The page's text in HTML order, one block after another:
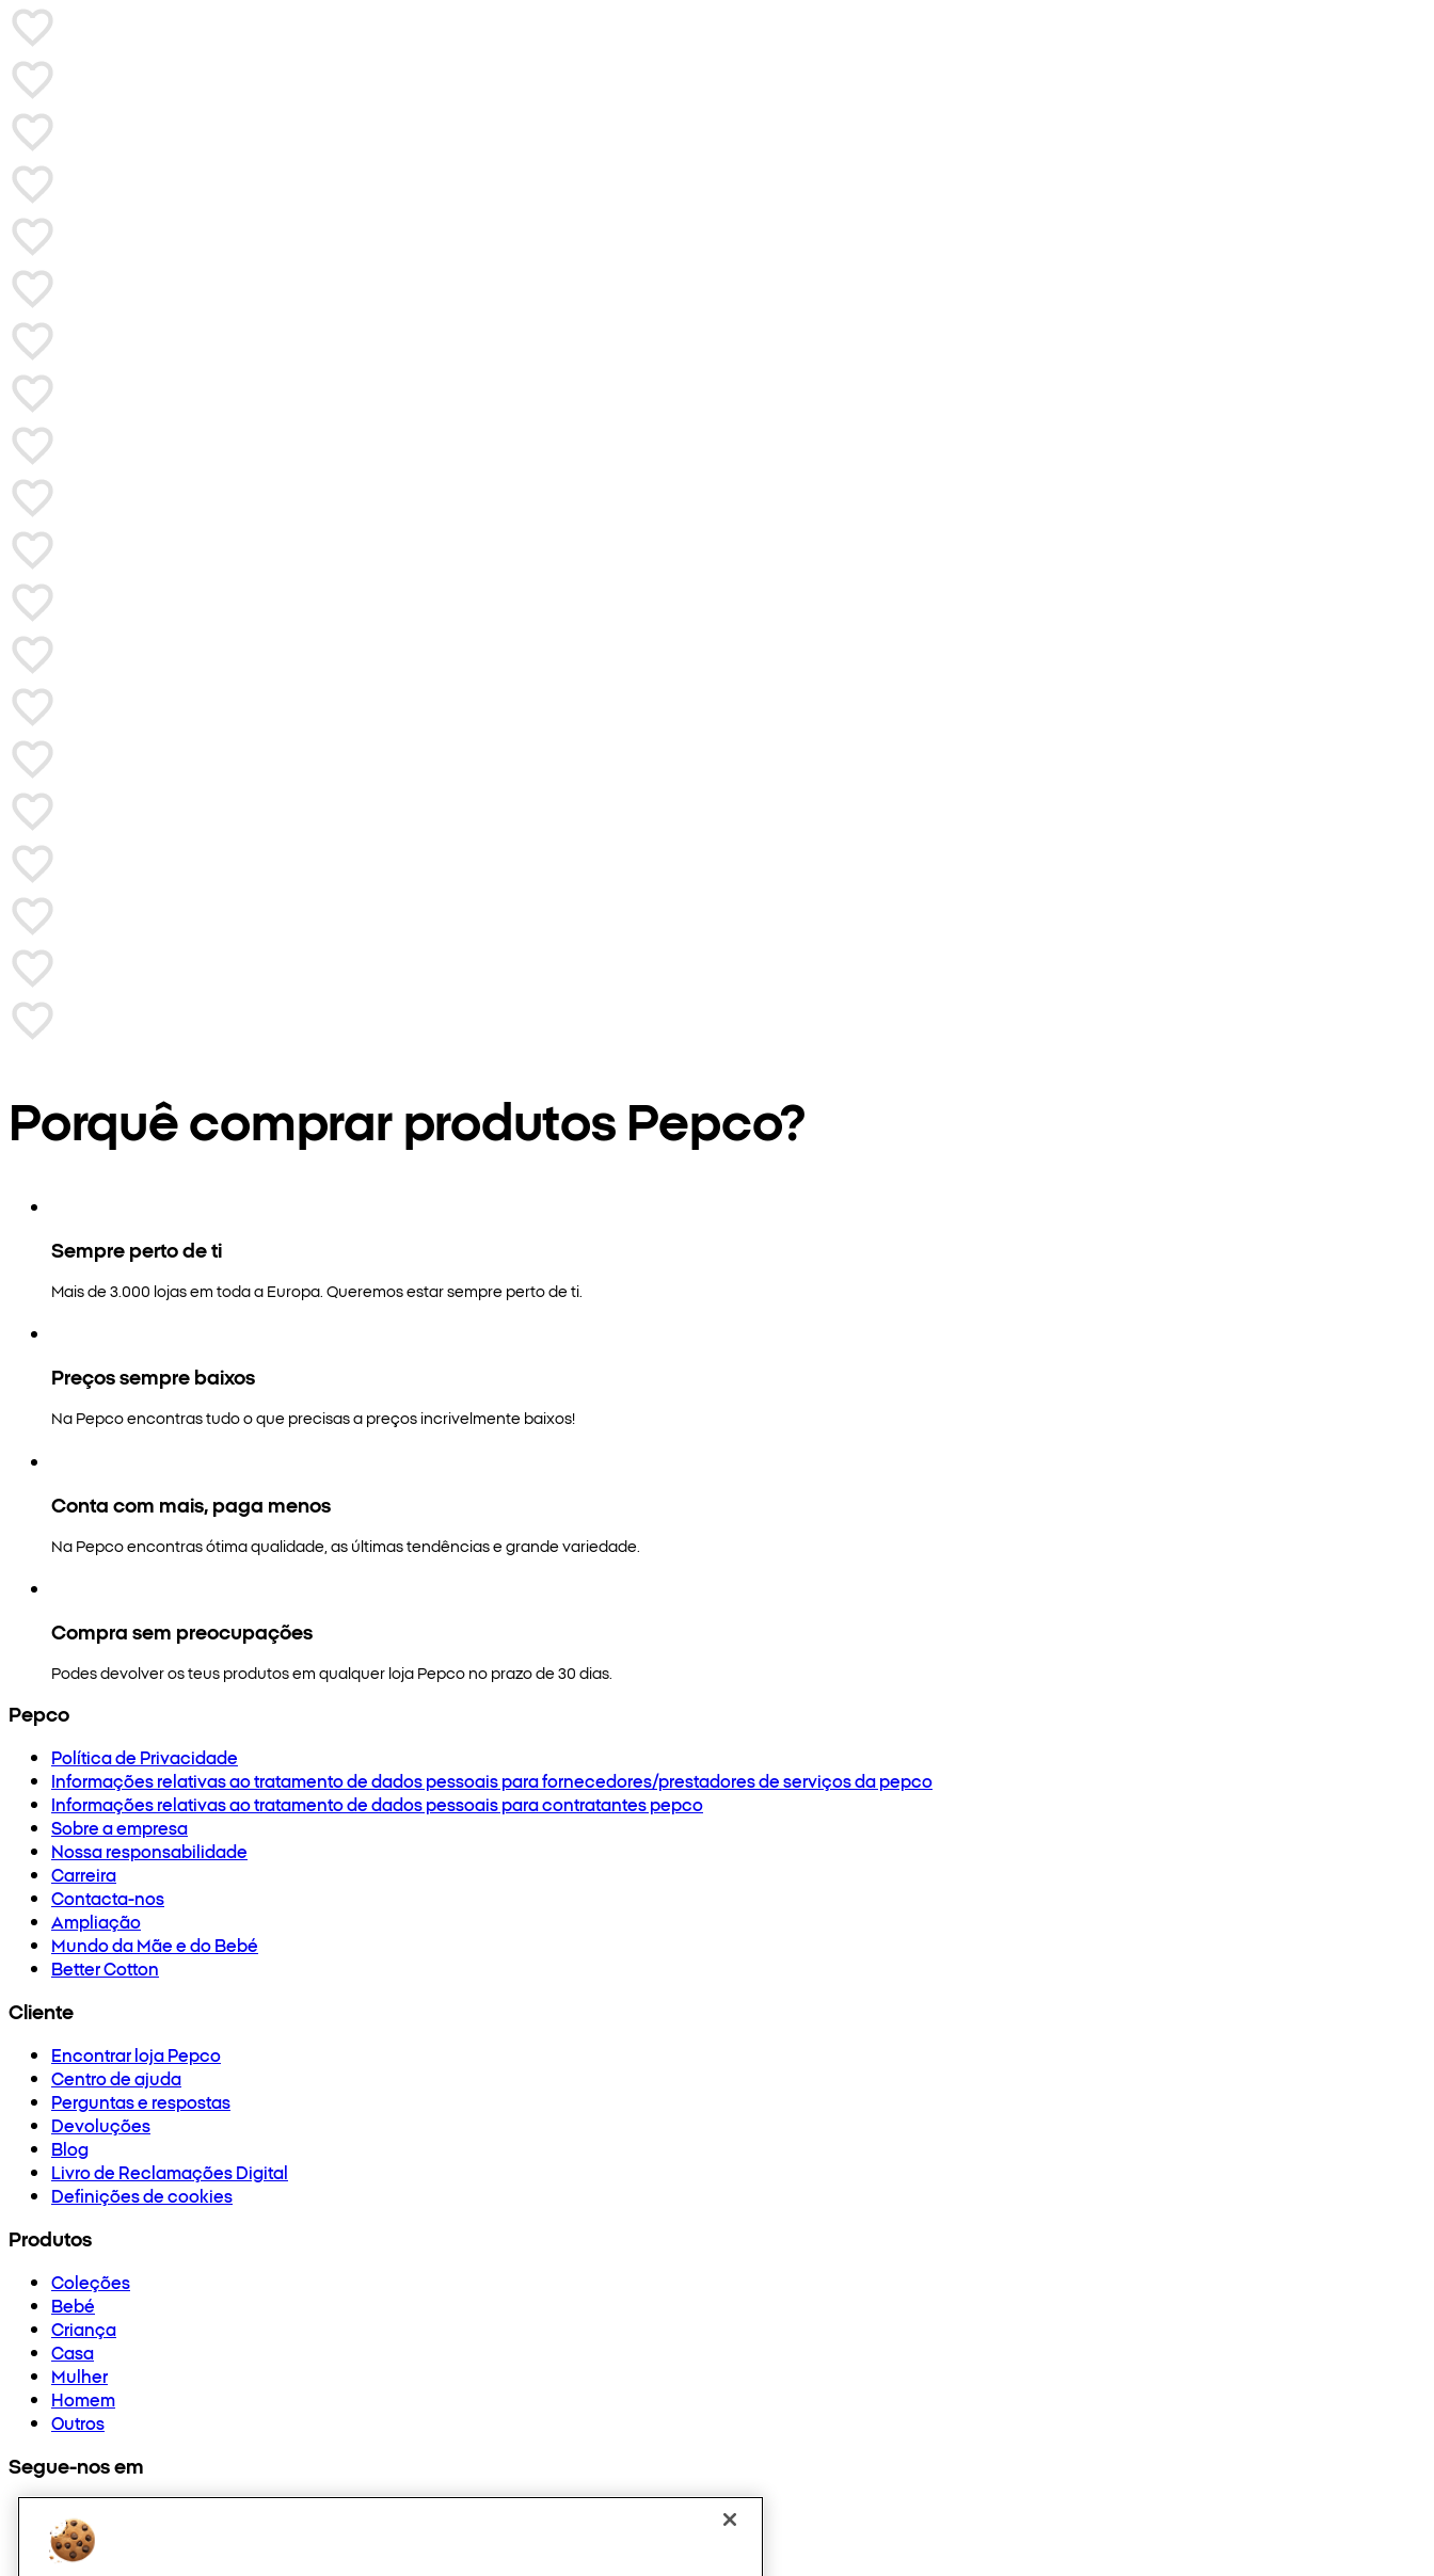
Porquê comprar produtos Pepco?
Sempre perto de ti
Mais de 3.000 lojas em toda a Europa. Queremos estar sempre perto de ti.
Preços sempre baixos
Na Pepco encontras tudo o que precisas a preços incrivelmente baixos!
Conta com mais, paga menos
Na Pepco encontras ótima qualidade, as últimas tendências e grande variedade.
Compra sem preocupações
Podes devolver os teus produtos em qualquer loja Pepco no prazo de 30 dias.
Pepco
Política de Privacidade
Informações relativas ao tratamento de dados pessoais para fornecedores/prestadores de serviços da pepco
Informações relativas ao tratamento de dados pessoais para contratantes pepco
Sobre a empresa
Nossa responsabilidade
Carreira
Contacta-nos
Ampliação
Mundo da Mãe e do Bebé
Better Cotton
Cliente
Encontrar loja Pepco
Centro de ajuda
Perguntas e respostas
Devoluções
Blog
Livro de Reclamações Digital
Definições de cookies
Produtos
Coleções
Bebé
Criança
Casa
Mulher
Homem
Outros
Segue-nos em